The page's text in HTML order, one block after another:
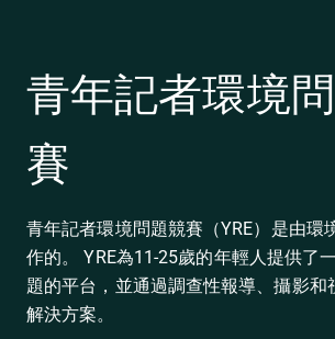
青年記者環境
賽
青年記者環境問題競賽（YRE）是由環
作的。 YRE為11-25歲的年輕人提供了
題的平台，並通過調查性報導、攝影和
解決方案。